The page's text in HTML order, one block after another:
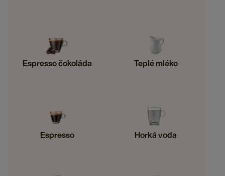
Espresso čokoláda Teplé mléko
Espresso Horká voda